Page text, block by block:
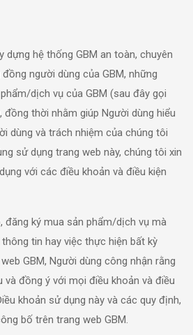
dựng hệ thống GBM an toàn, chuyên
người dùng của GBM, những
dịch vụ của GBM (sau đây gọi
đồng thời nhằm giúp Người dùng hiểu
dùng và trách nhiệm của chúng tôi
sử dụng trang web này, chúng tôi xin
với các điều khoản và điều kiện
đăng ký mua sản phẩm/dịch vụ mà
tin hay việc thực hiện bất kỳ
GBM, Người dùng công nhận rằng
và đồng ý với mọi điều khoản và điều
khoản sử dụng này và các quy định,
bố trên trang web GBM.